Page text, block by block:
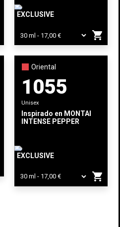
EXCLUSIVE
shopping_cart
Oriental
1055
Unisex
Inspirado en MONTALE
INTENSE PEPPER
EXCLUSIVE
shopping_cart